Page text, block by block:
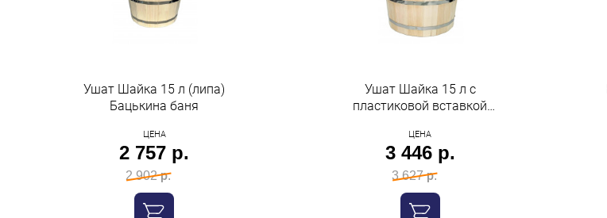
Ушат Шайка 15 л (липа)
Бацькина баня
ЦЕНА
2 757 р.
2 902 р.
Ушат Шайка 15 л с
пластиковой вставкой
ЦЕНА
3 446 р.
3 627 р.